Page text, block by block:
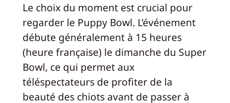
Le choix du moment est crucial pour
regarder le Puppy Bowl. L’événement
débute généralement à 15 heures
(heure française) le dimanche du Super
Bowl, ce qui permet aux
téléspectateurs de profiter de la
beauté des chiots avant de passer à